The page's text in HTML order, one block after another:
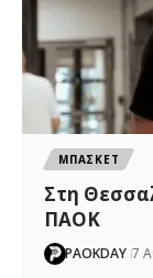
ΜΠΑΣΚΕΤ
Στη
ΠΑΟΚ
PAOKDAY 7